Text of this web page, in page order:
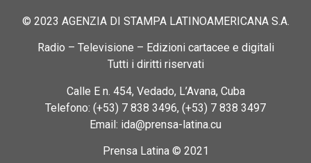
© 2023 AGENZIA DI STAMPA LATINOAMERICANA S.A.
Radio – Televisione – Edizioni cartacee e digitali
Tutti i diritti riservati
Calle E n. 454, Vedado, L’Avana, Cuba
Telefono: (+53) 7 838 3496, (+53) 7 838 3497
Email: ida@prensa-latina.cu
Prensa Latina © 2021